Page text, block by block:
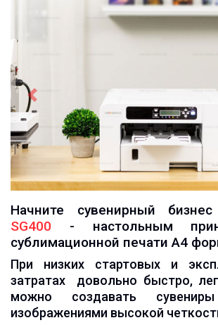
назад
Начните сувенирный
SG400 - настольным
сублимационной печати А4
При низких стартовых и
затратах довольно быстро,
можно создавать
изображениями высокой